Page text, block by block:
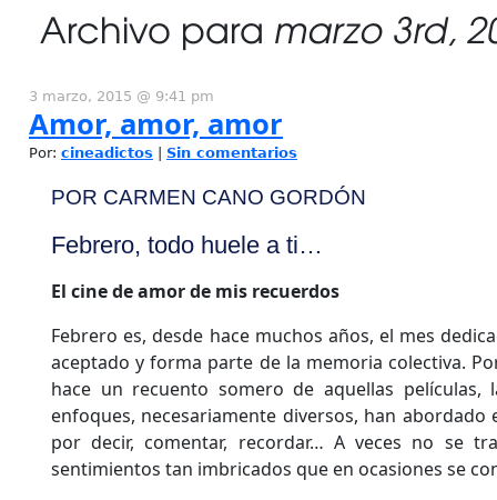
Archivo para marzo 3rd,
3 marzo, 2015 @ 9:41 pm
Amor, amor, amor
Por: cineadictos Sin comentarios
POR CARMEN CANO GORDÓN
Febrero, todo huele a ti…
El cine de amor de mis recuerdos
Febrero es, desde hace muchos años, el mes
aceptado y forma parte de la memoria colectiva.
hace un recuento somero de aquellas películas,
enfoques, necesariamente diversos, han
por decir, comentar, recordar… A veces no se
sentimientos tan imbricados que en ocasiones se